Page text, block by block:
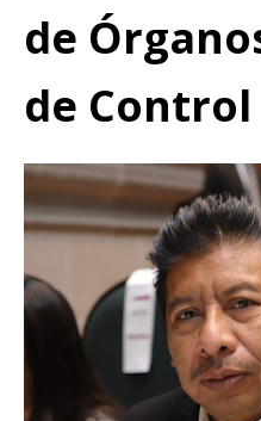
de
de Control